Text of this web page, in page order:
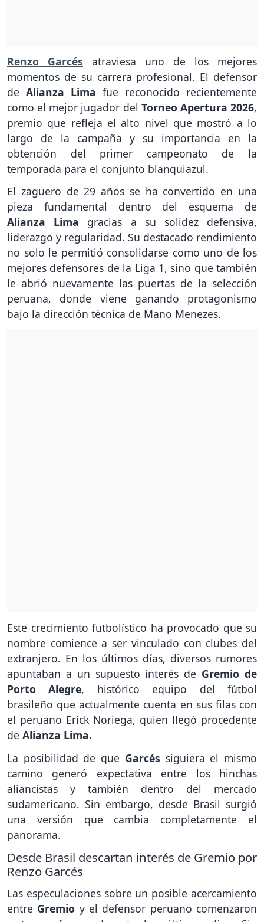
Renzo Garcés atraviesa uno de los mejores
momentos de su carrera profesional. El defensor
de Alianza Lima fue reconocido recientemente
como el mejor jugador del Torneo Apertura 2026,
premio que refleja el alto nivel que mostró a lo
largo de la campaña y su importancia en la
obtención del primer campeonato de la
temporada para el conjunto blanquiazul.
El zaguero de 29 años se ha convertido en una
pieza fundamental dentro del esquema de
Alianza Lima gracias a su solidez defensiva,
liderazgo y regularidad. Su destacado rendimiento
no solo le permitió consolidarse como uno de los
mejores defensores de la Liga 1, sino que también
le abrió nuevamente las puertas de la selección
peruana, donde viene ganando protagonismo
bajo la dirección técnica de Mano Menezes.
Este crecimiento futbolístico ha provocado que su
nombre comience a ser vinculado con clubes del
extranjero. En los últimos días, diversos rumores
apuntaban a un supuesto interés de Gremio de
Porto Alegre, histórico equipo del fútbol
brasileño que actualmente cuenta en sus filas con
el peruano Erick Noriega, quien llegó procedente
de Alianza Lima.
La posibilidad de que Garcés siguiera el mismo
camino generó expectativa entre los hinchas
aliancistas y también dentro del mercado
sudamericano. Sin embargo, desde Brasil surgió
una versión que cambia completamente el
panorama.
Desde Brasil descartan interés de Gremio por
Renzo Garcés
Las especulaciones sobre un posible acercamiento
entre Gremio y el defensor peruano comenzaron